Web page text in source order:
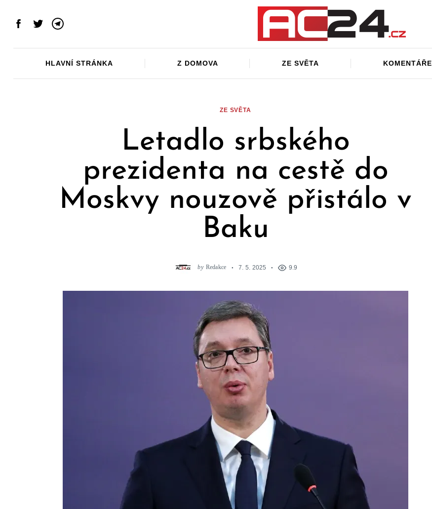
Facebook
TwitterTelegram
HLAVNÍ STRÁNKA Z DOMOVA ZE SVĚTA KOMENTÁŘE
ZE SVĚTA
Letadlo srbského
prezidenta na cestě do
Moskvy nouzově přistálo v
Baku
by Redakce 7. 5. 2025 9.9